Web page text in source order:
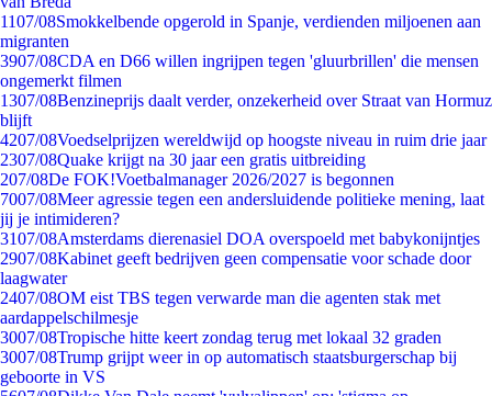
1107/08Smokkelbende opgerold in Spanje, verdienden miljoenen aan
migranten
3907/08CDA en D66 willen ingrijpen tegen 'gluurbrillen' die mensen
ongemerkt filmen
1307/08Benzineprijs daalt verder, onzekerheid over Straat van Hormuz
blijft
4207/08Voedselprijzen wereldwijd op hoogste niveau in ruim drie jaar
2307/08Quake krijgt na 30 jaar een gratis uitbreiding
207/08De FOK!Voetbalmanager 2026/2027 is begonnen
7007/08Meer agressie tegen een andersluidende politieke mening, laat
jij je intimideren?
3107/08Amsterdams dierenasiel DOA overspoeld met babykonijntjes
2907/08Kabinet geeft bedrijven geen compensatie voor schade door
laagwater
2407/08OM eist TBS tegen verwarde man die agenten stak met
aardappelschilmesje
3007/08Tropische hitte keert zondag terug met lokaal 32 graden
3007/08Trump grijpt weer in op automatisch staatsburgerschap bij
geboorte in VS